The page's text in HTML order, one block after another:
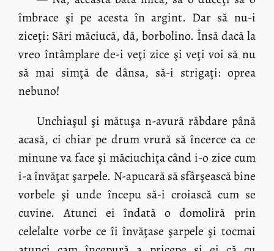
îmbrace şi pe acesta în argint. Dar să nu-i
ziceţi: Sări măciucă, dă, borbolino. Însă dacă la
vreo întâmplare de-i veţi zice şi veţi voi să nu
să mai simţă de dânsa, să-i strigaţi: oprea
nebuno!
Unchiaşul şi mătuşa n-avură răbdare până
acasă, ci chiar pe drum vrură să încerce ca ce
minune va face şi măciuchiţa când i-o zice cum
i-a învăţat şarpele. N-apucară să sfârşească bine
vorbele şi unde începu să-i croiască cum se
cuvine. Atunci ei îndată o domoliră prin
celelalte vorbe ce îi învăţase şarpele şi tocmai